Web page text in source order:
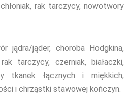
rak tarczycy, nowotwory
jądra/jąder, choroba Hodgkina,
tarczycy, czerniak, białaczki,
tkanek łącznych i miękkich,
i chrząstki stawowej kończyn.